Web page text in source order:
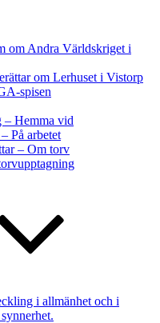
om Andra Världskriget i
om Lerhuset i Vistorp
spisen
– Hemma vid
På arbetet
– Om torv
i allmänhet och i